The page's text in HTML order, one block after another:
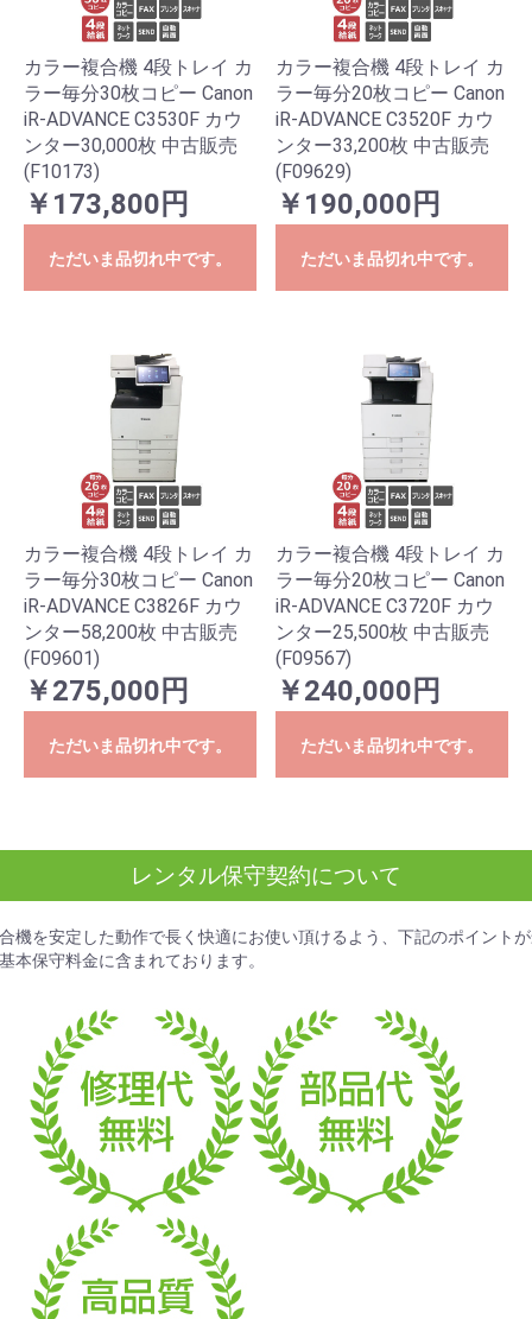
カラー複合機 4段トレイ カ
ラー毎分30枚コピー Canon
iR-ADVANCE C3530F カウ
ンター30,000枚 中古販売
(F10173)
￥173,800円
ただいま品切れ中です。
カラー複合機 4段トレイ カ
ラー毎分20枚コピー Canon
iR-ADVANCE C3520F カウ
ンター33,200枚 中古販売
(F09629)
￥190,000円
ただいま品切れ中です。
カラー複合機 4段トレイ カ
ラー毎分30枚コピー Canon
iR-ADVANCE C3826F カウ
ンター58,200枚 中古販売
(F09601)
￥275,000円
ただいま品切れ中です。
カラー複合機 4段トレイ カ
ラー毎分20枚コピー Canon
iR-ADVANCE C3720F カウ
ンター25,500枚 中古販売
(F09567)
￥240,000円
ただいま品切れ中です。
レンタル保守契約について
機を安定した動作で長く快適にお使い頂けるよう、下記のポイントが
本保守料金に含まれております。